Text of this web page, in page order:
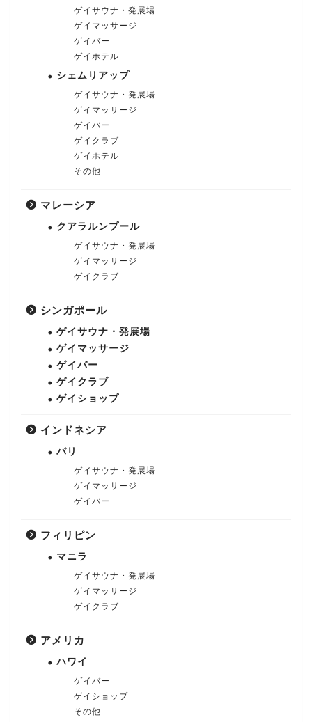
ゲイサウナ・発展場
ゲイマッサージ
ゲイバー
ゲイホテル
シェムリアップ
ゲイサウナ・発展場
ゲイマッサージ
ゲイバー
ゲイクラブ
ゲイホテル
その他
マレーシア
クアラルンプール
ゲイサウナ・発展場
ゲイマッサージ
ゲイクラブ
シンガポール
ゲイサウナ・発展場
ゲイマッサージ
ゲイバー
ゲイクラブ
ゲイショップ
インドネシア
バリ
ゲイサウナ・発展場
ゲイマッサージ
ゲイバー
フィリピン
マニラ
ゲイサウナ・発展場
ゲイマッサージ
ゲイクラブ
アメリカ
ハワイ
ゲイバー
ゲイショップ
その他